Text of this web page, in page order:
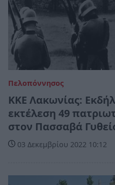
Πελοπόννησος
ΚΚΕ Λακωνίας:
εκτέλεση 49
στον Πασσαβά
03 Δεκεμβρίου 2022 10:12